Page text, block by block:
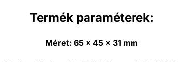
Termék paraméterek:
Méret: 65 x 45 x 31 mm